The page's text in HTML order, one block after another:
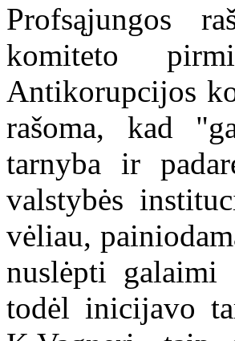
Profsąjungos
komiteto
Antikorupcijos
rašoma, kad
tarnyba ir
valstybės
vėliau,
nuslėpti galaimi
todėl inicijavo